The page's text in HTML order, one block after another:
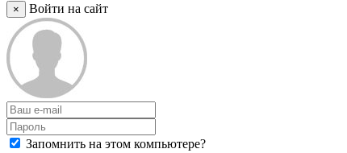
× Войти на сайт
Запомнить на этом компьютере?